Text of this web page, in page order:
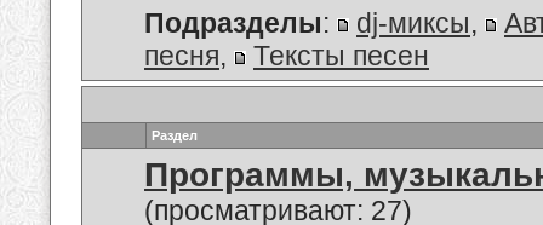
Подразделы: dj-миксы,
песня, Тексты песен
Раздел
Программы,
(просматривают: 27)